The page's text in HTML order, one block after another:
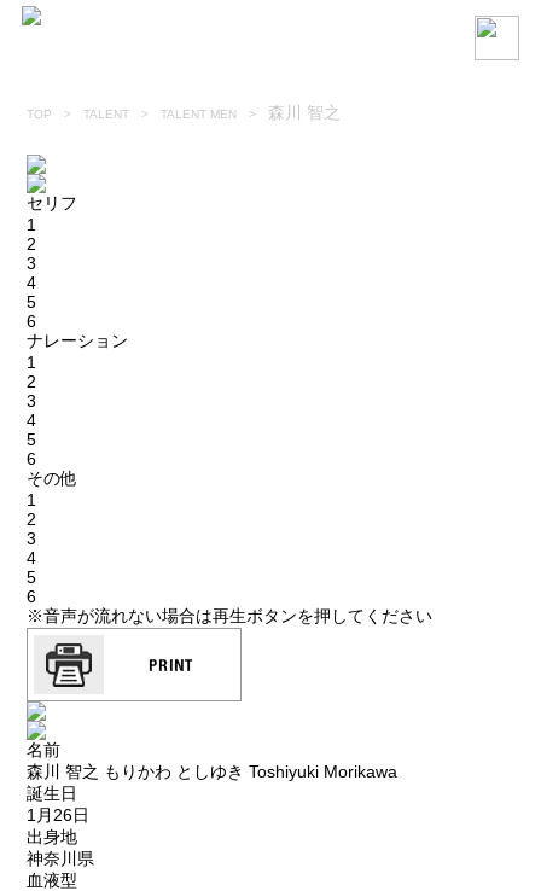
TOP > TALENT > TALENT MEN > 森川 智之
セリフ
1
2
3
4
5
6
ナレーション
1
2
3
4
5
6
その他
1
2
3
4
5
6
※音声が流れない場合は再生ボタンを押してください
名前
森川 智之 もりかわ としゆき Toshiyuki Morikawa
誕生日
1月26日
出身地
神奈川県
血液型